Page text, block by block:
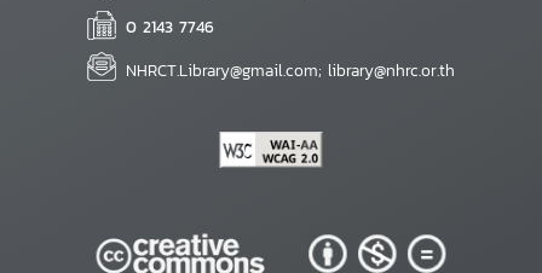
0 2143 7746
NHRCT.Library@gmail.com; library@nhrc.or.th